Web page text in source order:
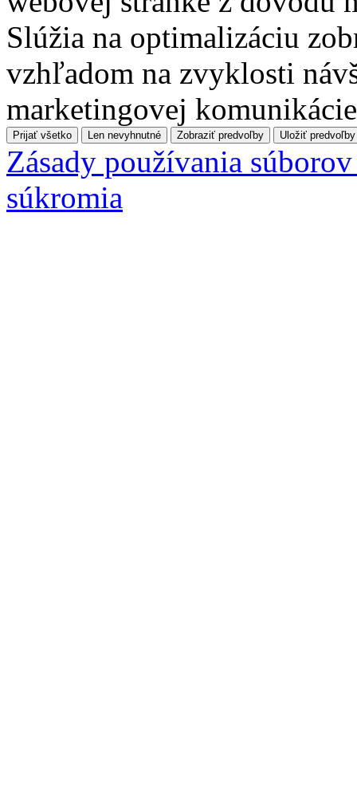
Slúžia na optimalizáciu
vzhľadom na zvyklosti
marketingovej
Prijať všetko Len nevyhnutné Zobraziť predvoľby Uložiť predvoľby
Zásady používania
súkromia